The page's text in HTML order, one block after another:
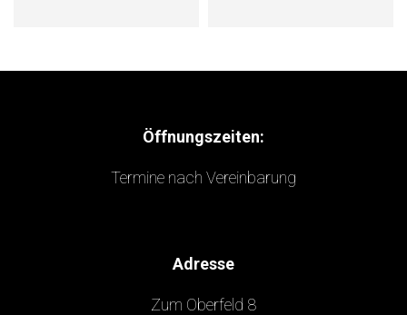
Adresse
Zum Oberfeld 8
Öffnungszeiten:
Termine nach Vereinbarung